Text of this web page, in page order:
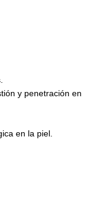
y penetración en
en la piel.